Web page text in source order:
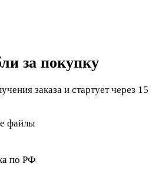
за покупку
заказа и стартует через 15
файлы
по РФ